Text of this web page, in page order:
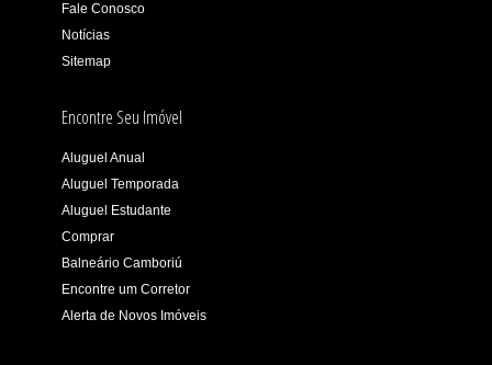
Fale Conosco
Notícias
Sitemap
Encontre Seu Imóvel
Aluguel Anual
Aluguel Temporada
Aluguel Estudante
Comprar
Balneário Camboriú
Encontre um Corretor
Alerta de Novos Imóveis